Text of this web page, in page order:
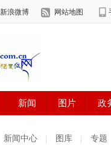
新闻中心 图库 专题